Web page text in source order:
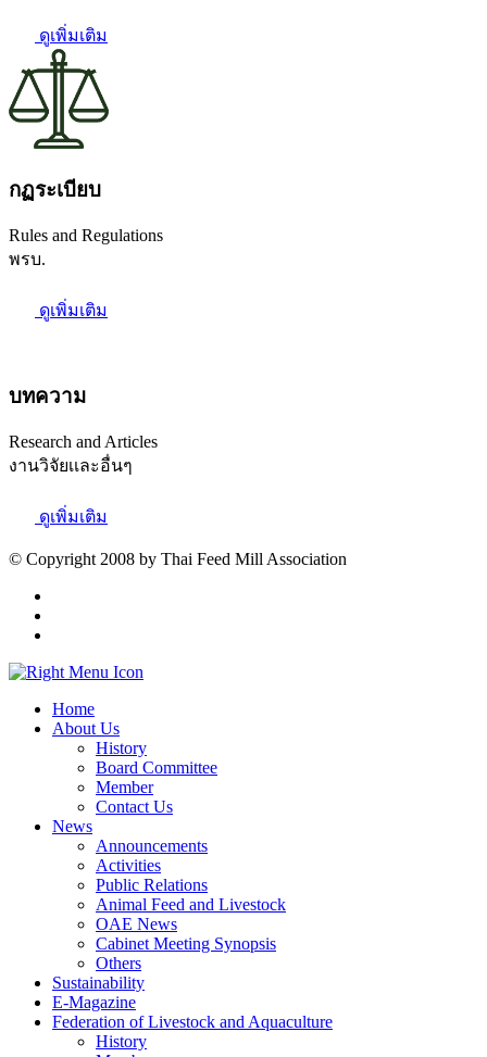
ดูเพิ่มเติม
กฏระเบียบ
Rules and Regulations
พรบ.
ดูเพิ่มเติม
บทความ
Research and Articles
งานวิจัยเเละอื่นๆ
ดูเพิ่มเติม
© Copyright 2008 by Thai Feed Mill Association
Home
About Us
History
Board Committee
Member
Contact Us
News
Announcements
Activities
Public Relations
Animal Feed and Livestock
OAE News
Cabinet Meeting Synopsis
Others
Sustainability
E-Magazine
Federation of Livestock and Aquaculture
History